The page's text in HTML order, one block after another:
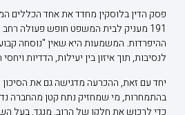
פסק הדין בלוסקין מחדד את אחד הכללים
191 מעניק לבית המשפט חופש פעולה
ההיפרדות. המשמעות היא שאין "נוסחה
לנסיבות, תוך איזון בין יעילות, הדדיות
יחד עם זאת, ההכרעה מדגישה גם את הסיכון
בהתמחרות, מי שמחזיק נתח קטן מהחברה
כדי לרכוש את חלקו של הרוב. מנגד, בעל